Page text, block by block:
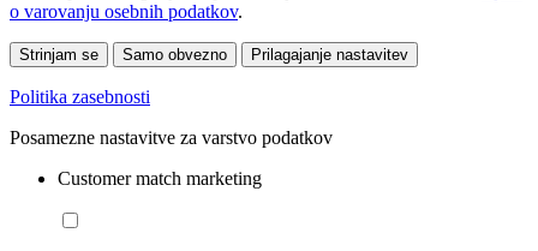
o varovanju osebnih podatkov.
Strinjam se Samo obvezno Prilagajanje nastavitev
Politika zasebnosti
Posamezne nastavitve za varstvo podatkov
Customer match marketing